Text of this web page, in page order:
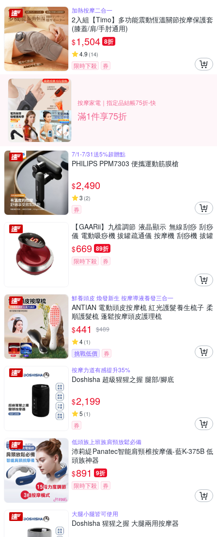
加熱按摩二合一
2入組【Timo】多功能震動恆溫關節按摩保護套
(膝蓋/肩/手肘通用)
$1,504 8折
4.9 (14)
限時下殺 券
按摩家電｜指定品結帳75折-快
滿1件享75折
7/1-7/31送5%超贈點
PHILIPS PPM7303 便攜運動筋膜槍
$2,490
3 (2)
券
【GAARii】九檔調節 液晶顯示 無線刮痧 刮痧
儀 電動吸痧機 拔罐疏通儀 按摩機 刮痧機 拔罐
機
$669 89折
限時下殺 券
鮮養頭皮 煥發新生 按摩導液養發三合一
ANTIAN 電動頭皮按摩梳 紅光護髮養生梳子 柔
順護髮梳 蓬鬆按摩頭皮護理梳
$441 $489
4(1)
挑戰低價
券
按摩力道有感提升35%
Doshisha 超級猩猩之握 腿部/腳底
$2,199
5 (1)
券
低頭族上班族肩頸放鬆必備
沛莉緹Panatec智能肩頸椎按摩儀-藍K-375B 低
頭族神器
$891 9折
限時下殺 券
大腿小腿皆可使用
Doshisha 猩猩之握 大腿兩用按摩器